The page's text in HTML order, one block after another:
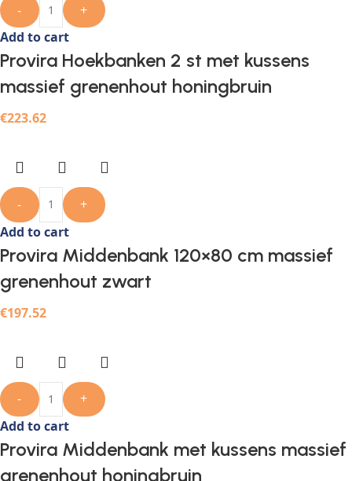
-
+
Add to cart
Provira Hoekbanken 2 st met kussens
massief grenenhout honingbruin
€223.62
-
+
Add to cart
Provira Middenbank 120×80 cm massief
grenenhout zwart
€197.52
-
+
Add to cart
Provira Middenbank met kussens massief
grenenhout honingbruin